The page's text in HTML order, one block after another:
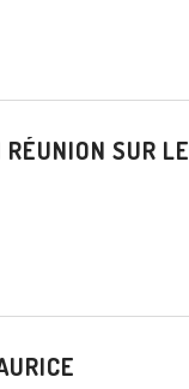
SUR LE